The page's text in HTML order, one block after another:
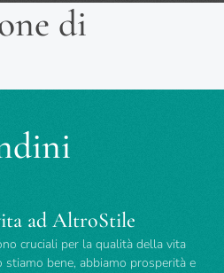
di
ad AltroStile
cruciali per la qualità della vita
bene, abbiamo prosperità e